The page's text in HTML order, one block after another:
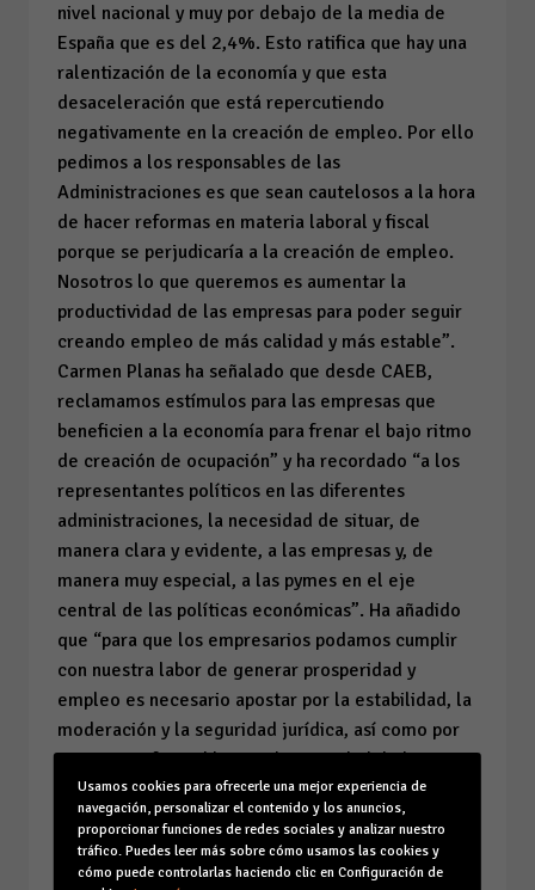
nivel nacional y muy por debajo de la media de
España que es del 2,4%. Esto ratifica que hay una
ralentización de la economía y que esta
desaceleración que está repercutiendo
negativamente en la creación de empleo. Por ello
pedimos a los responsables de las
Administraciones es que sean cautelosos a la hora
de hacer reformas en materia laboral y fiscal
porque se perjudicaría a la creación de empleo.
Nosotros lo que queremos es aumentar la
productividad de las empresas para poder seguir
creando empleo de más calidad y más estable”.
Carmen Planas ha señalado que desde CAEB,
reclamamos estímulos para las empresas que
beneficien a la economía para frenar el bajo ritmo
de creación de ocupación” y ha recordado “a los
representantes políticos en las diferentes
administraciones, la necesidad de situar, de
manera clara y evidente, a las empresas y, de
manera muy especial, a las pymes en el eje
central de las políticas económicas”. Ha añadido
que “para que los empresarios podamos cumplir
con nuestra labor de generar prosperidad y
empleo es necesario apostar por la estabilidad, la
moderación y la seguridad jurídica, así como por
un entorno favorable para la actividad de las
empresas”. Carmen Planas ha defendido que “la
colaboración público privada es el único camino
que podemos recorrer si queremos situar de
nuevo a Balears entre las regiones más prosperas
Usamos cookies para ofrecerle una mejor experiencia de
navegación, personalizar el contenido y los anuncios,
proporcionar funciones de redes sociales y analizar nuestro
tráfico. Puedes leer más sobre cómo usamos las cookies y
cómo puede controlarlas haciendo clic en Configuración de